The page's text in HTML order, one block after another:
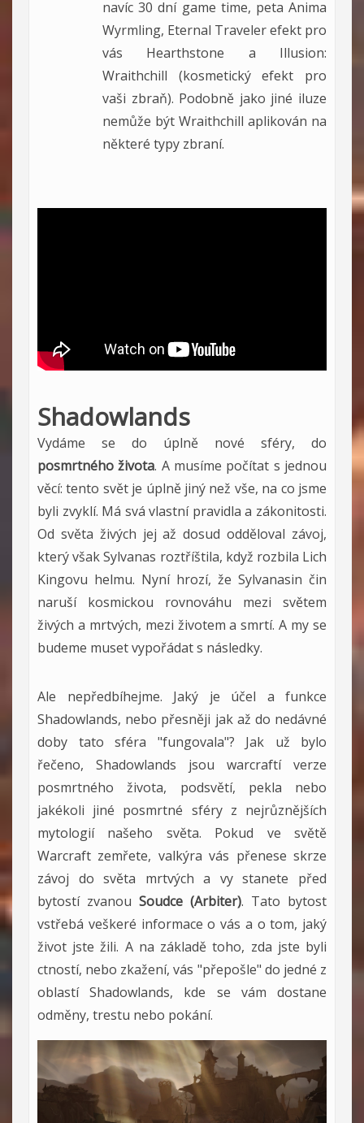
navíc 30 dní game time, peta Anima
Wyrmling, Eternal Traveler efekt pro
vás Hearthstone a Illusion:
Wraithchill (kosmetický efekt pro
vaši zbraň). Podobně jako jiné iluze
nemůže být Wraithchill aplikován na
některé typy zbraní.
Shadowlands
Vydáme se do úplně nové sféry, do
posmrtného života. A musíme počítat s jednou
věcí: tento svět je úplně jiný než vše, na co jsme
byli zvyklí. Má svá vlastní pravidla a zákonitosti.
Od světa živých jej až dosud odděloval závoj,
který však Sylvanas roztříštila, když rozbila Lich
Kingovu helmu. Nyní hrozí, že Sylvanasin čin
naruší kosmickou rovnováhu mezi světem
živých a mrtvých, mezi životem a smrtí. A my se
budeme muset vypořádat s následky.
Ale nepředbíhejme. Jaký je účel a funkce
Shadowlands, nebo přesněji jak až do nedávné
doby tato sféra "fungovala"? Jak už bylo
řečeno, Shadowlands jsou warcraftí verze
posmrtného života, podsvětí, pekla nebo
jakékoli jiné posmrtné sféry z nejrůznějších
mytologií našeho světa. Pokud ve světě
Warcraft zemřete, valkýra vás přenese skrze
závoj do světa mrtvých a vy stanete před
bytostí zvanou Soudce (Arbiter). Tato bytost
vstřebá veškeré informace o vás a o tom, jaký
život jste žili. A na základě toho, zda jste byli
ctností, nebo zkažení, vás "přepošle" do jedné z
oblastí Shadowlands, kde se vám dostane
odměny, trestu nebo pokání.